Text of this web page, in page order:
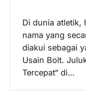
Di dunia atletik,
nama yang
diakui sebagai
Usain Bolt.
Tercepat“ di…